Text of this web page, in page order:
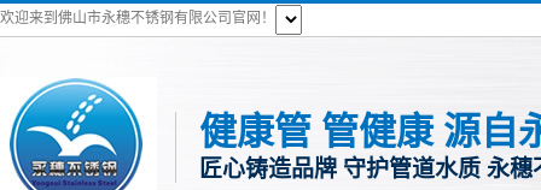
欢迎来到佛山市永穗不锈钢有限公司官网！
健康管 管健康 源自
匠心铸造品牌 守护管道水质 永穗